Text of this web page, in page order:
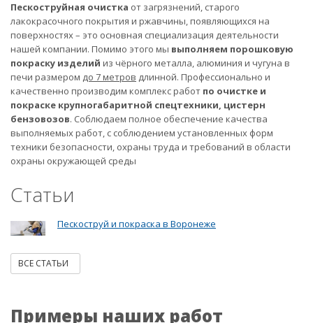
Пескоструйная очистка от загрязнений, старого
лакокрасочного покрытия и ржавчины, появляющихся на
поверхностях – это основная специализация деятельности
нашей компании. Помимо этого мы выполняем порошковую
покраску изделий из чёрного металла, алюминия и чугуна в
печи размером до 7 метров длинной. Профессионально и
качественно производим комплекс работ по очистке и
покраске крупногабаритной спецтехники, цистерн
бензовозов. Соблюдаем полное обеспечение качества
выполняемых работ, с соблюдением установленных форм
техники безопасности, охраны труда и требований в области
охраны окружающей среды
Статьи
Пескоструй и покраска в Воронеже
ВСЕ СТАТЬИ
Примеры наших работ